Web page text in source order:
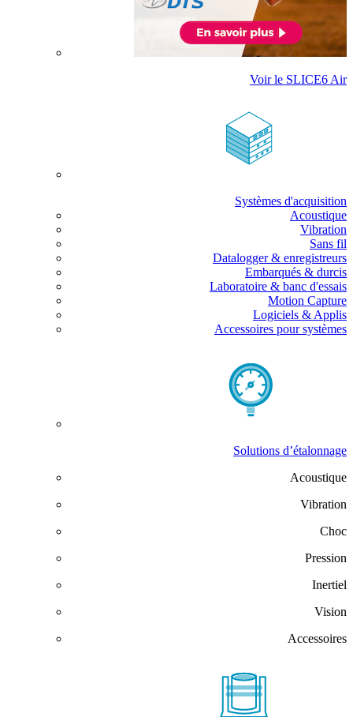
Voir le SLICE6 Air
Systèmes d'acquisition
Acoustique
Vibration
Sans fil
Datalogger & enregistreurs
Embarqués & durcis
Laboratoire & banc d'essais
Motion Capture
Logiciels & Applis
Accessoires pour systèmes
Solutions d’étalonnage
Acoustique
Vibration
Choc
Pression
Inertiel
Vision
Accessoires